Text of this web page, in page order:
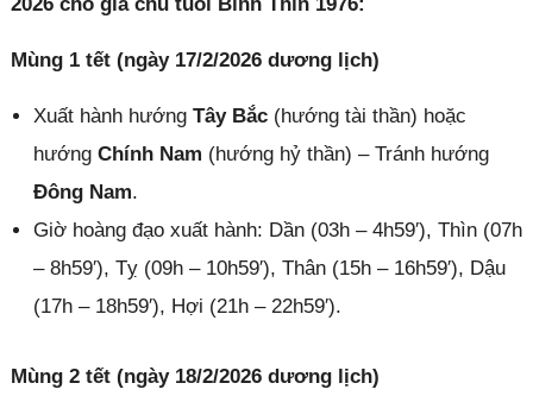
Mùng 1 tết (ngày 17/2/2026 dương lịch)
Xuất hành hướng Tây Bắc(hướng tài thần) hoặc
hướng Chính Nam (hướng hỷ thần) – Tránh hướng
Đông Nam.
Giờ hoàng đạo xuất hành: Dần (03h – 4h59′), Thìn (07h
– 8h59′), Tỵ (09h – 10h59′), Thân (15h – 16h59′), Dậu
(17h – 18h59′), Hợi (21h – 22h59′).
Mùng 2 tết (ngày 18/2/2026 dương lịch)